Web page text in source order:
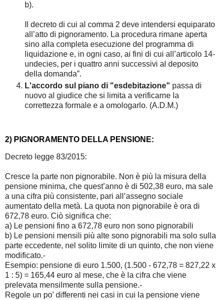
b).
Il decreto di cui al comma 2 deve intendersi equiparato
all’atto di pignoramento. La procedura rimane aperta
sino alla completa esecuzione del programma di
liquidazione e, in ogni caso, ai fini di cui all’articolo 14-
undecies, per i quattro anni successivi al deposito
della domanda”.
L'accordo sul piano di "esdebitazione" passa di
nuovo al giudice che si limita a verificarne la
correttezza formale e a omologarlo. (A.D.M.)
2) PIGNORAMENTO DELLA PENSIONE:
Decreto legge 83/2015:
Cresce la parte non pignorabile. Non è più la misura della
pensione minima, che quest’anno è di 502,38 euro, ma sale
a una cifra più consistente, pari all’assegno sociale
aumentato della metà. La quota non pignorabile è ora di
672,78 euro. Ciò significa che:
a) Le pensioni fino a 672,78 euro non sono pignorabili
b) Le pensioni mensili più alte sono pignorabili ma solo sulla
parte eccedente, nel solito limite di un quinto, che non viene
modificato.-
Esempio: pensione di euro 1.500, (1.500 - 672,78 = 827,22 x
1 : 5) = 165,44 euro al mese, che è la cifra che viene
prelevata mensilmente sulla pensione.-
Regole un po’ differenti nei casi in cui la pensione viene